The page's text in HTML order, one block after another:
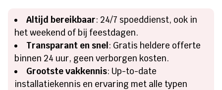
Altijd bereikbaar: 24/7 spoeddienst, ook in
het weekend of bij feestdagen.
Transparant en snel: Gratis heldere offerte
binnen 24 uur, geen verborgen kosten.
Grootste vakkennis: Up-to-date
installatiekennis en ervaring met alle typen